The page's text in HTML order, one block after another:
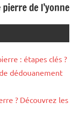
de l’yonne
: étapes clés ?
dédouanement
? Découvrez les